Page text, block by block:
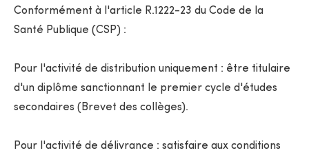
Conformément à l'article R.1222-23 du Code de la
Santé Publique (CSP) :
Pour l'activité de distribution uniquement : être titulaire
d'un diplôme sanctionnant le premier cycle d'études
secondaires (Brevet des collèges).
Pour l'activité de délivrance : satisfaire aux conditions